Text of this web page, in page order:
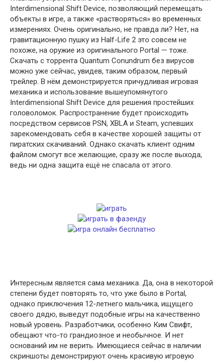
Interdimensional Shift Device, позволяющий перемещать
объекты в игре, а также «растворяться» во временных
измерениях. Очень оригинально, не правда ли? Нет, на
гравитационную пушку из Half-Life 2 это совсем не
похоже, на оружие из оригинального Portal — тоже.
Скачать с торрента Quantum Conundrum без вирусов
можно уже сейчас, увидев, таким образом, первый
трейлер. В нём демонстрируется причудливая игровая
механика и использование вышеупомянутого
Interdimensional Shift Device для решения простейших
головоломок. Распространение будет происходить
посредством сервисов PSN, XBLA и Steam, успевших
зарекомендовать себя в качестве хорошей защиты от
пиратских скачиваний. Однако скачать клиент одним
файлом смогут все желающие, сразу же после выхода,
ведь ни одна защита ещё не спасала от этого.
Интересным является сама механика. Да, она в некоторой
степени будет повторять то, что уже было в Portal,
однако приключения 12-летнего мальчика, ищущего
своего дядю, выведут подобные игры на качественно
новый уровень. Разработчики, особенно Ким Свифт,
обещают что-то грандиозное и необычное. И нет
оснований им не верить. Имеющиеся сейчас в наличии
скриншоты демонстрируют очень красивую игровую